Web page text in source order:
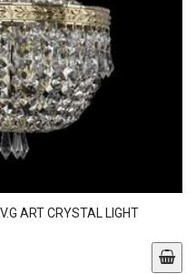
ART CRYSTAL LIGHT